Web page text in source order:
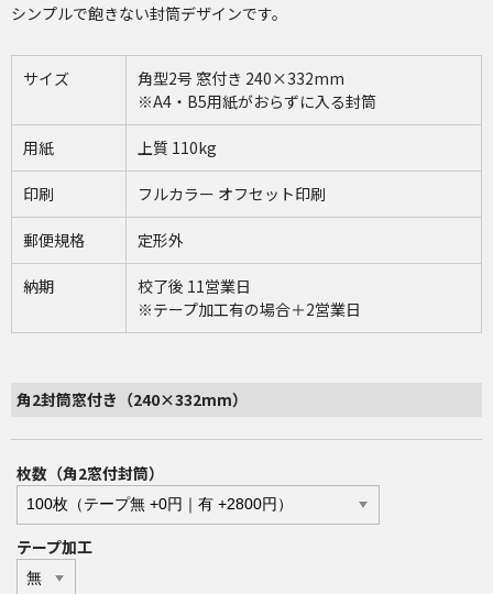
シンプルで飽きない封筒デザインです。
サイズ
角型2号 窓付き 240×332mm
※A4・B5用紙がおらずに入る封筒
用紙 上質 110kg
印刷 フルカラー オフセット印刷
郵便規格 定形外
納期
校了後 11営業日
※テープ加工有の場合＋2営業日
角2封筒窓付き（240×332mm）
枚数（角2窓付封筒）
テープ加工